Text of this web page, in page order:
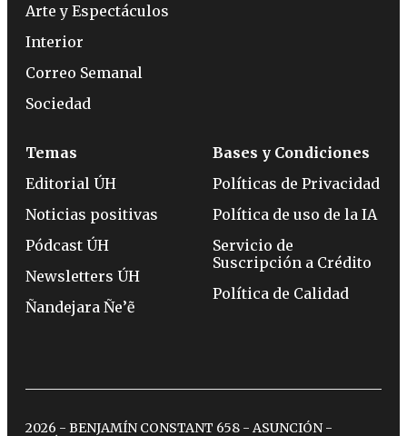
Arte y Espectáculos
Interior
Correo Semanal
Sociedad
Temas
Editorial ÚH
Noticias positivas
Pódcast ÚH
Newsletters ÚH
Ñandejara Ñe’ẽ
Bases y Condiciones
Políticas de Privacidad
Política de uso de la IA
Servicio de
Suscripción a Crédito
Política de Calidad
2026 - BENJAMÍN CONSTANT 658 - ASUNCIÓN -